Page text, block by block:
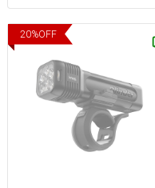
20%OFF